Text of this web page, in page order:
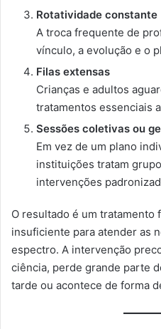
Rotatividade constante
A troca frequente de
vínculo, a evolução e o
Filas extensas
Crianças e adultos
tratamentos essenciais
Sessões coletivas ou
Em vez de um plano
instituições tratam
intervenções
O resultado é um
insuficiente para atender as
espectro. A intervenção
ciência, perde grande parte
tarde ou acontece de forma